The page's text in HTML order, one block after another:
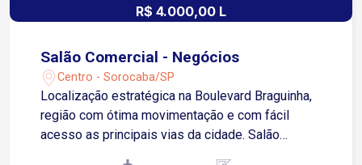
R$ 4.000,00 L
Salão Comercial - Negócios
Centro - Sorocaba/SP
Localização estratégica na Boulevard Braguinha,
região com ótima movimentação e com fácil
acesso as principais vias da cidade. Salão